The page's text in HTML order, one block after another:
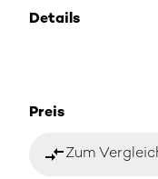
Details
Preis
compare_arrowsZum